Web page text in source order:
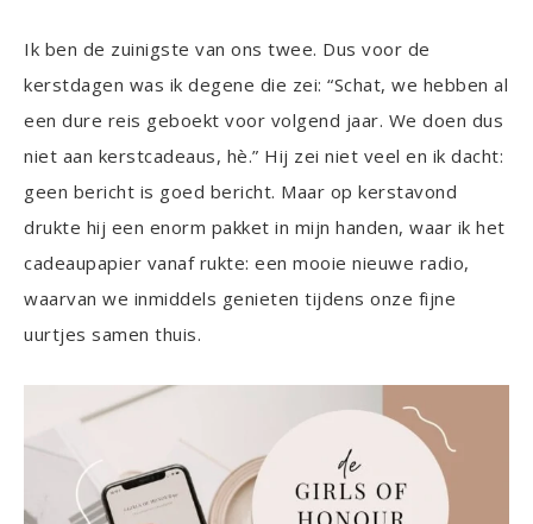
Ik ben de zuinigste van ons twee. Dus voor de
kerstdagen was ik degene die zei: “Schat, we hebben al
een dure reis geboekt voor volgend jaar. We doen dus
niet aan kerstcadeaus, hè.” Hij zei niet veel en ik dacht:
geen bericht is goed bericht. Maar op kerstavond
drukte hij een enorm pakket in mijn handen, waar ik het
cadeaupapier vanaf rukte: een mooie nieuwe radio,
waarvan we inmiddels genieten tijdens onze fijne
uurtjes samen thuis.